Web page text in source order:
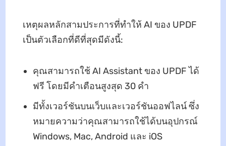
เหตุผลหลักสามประการที่ทำให้ AI ของ UPDF
เป็นตัวเลือกที่ดีที่สุดมีดังนี้:
คุณสามารถใช้ AI Assistant ของ UPDF ได้
ฟรี โดยมีคำเตือนสูงสุด 30 คำ
มีทั้งเวอร์ชันบนเว็บและเวอร์ชันออฟไลน์ ซึ่ง
หมายความว่าคุณสามารถใช้ได้บนอุปกรณ์
Windows, Mac, Android และ iOS